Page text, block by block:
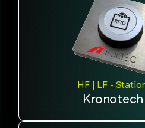
HF | LF -
Kronotech